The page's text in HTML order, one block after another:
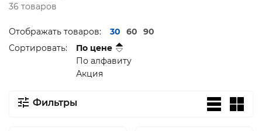
36 товаров
Отображать товаров: 30 60
90
Сортировать:
По цене
По алфавиту
Акция
Фильтры